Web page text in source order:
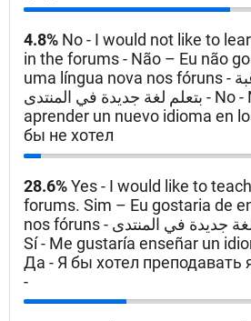
4.8% No - I would not like to
in the forums - Não – Eu não
uma língua nova nos fóruns - لا - ليست لدي الرغبة
بتعلم لغة جديدة في المنتدى - No - No me gustaría
aprender un nuevo idioma en
бы не хотел
28.6%Yes - I would like to
forums. Sim – Eu gostaria de
nos fóruns - نعم - أرغب بتعليم لغة جديدة في المنتدى -
Sí - Me gustaría enseñar un
Да - Я бы хотел преподавать
-